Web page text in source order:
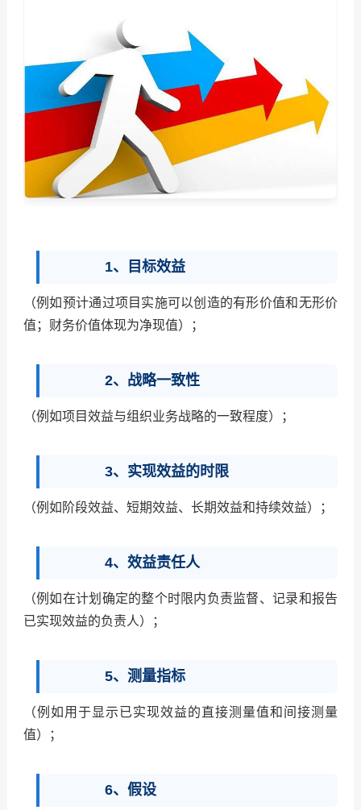
1、目标效益
（例如预计通过项目实施可以创造的有形价值和无形价
值；财务价值体现为净现值）；
2、战略一致性
（例如项目效益与组织业务战略的一致程度）；
3、实现效益的时限
（例如阶段效益、短期效益、长期效益和持续效益）；
4、效益责任人
（例如在计划确定的整个时限内负责监督、记录和报告
已实现效益的负责人）；
5、测量指标
（例如用于显示已实现效益的直接测量值和间接测量
值）；
6、假设